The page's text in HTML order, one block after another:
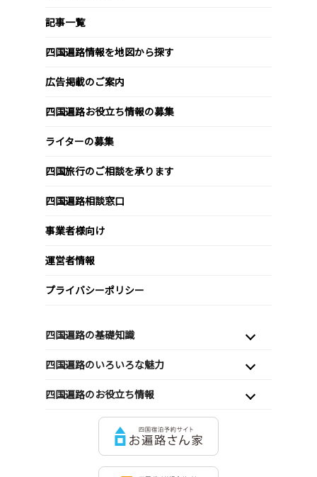
記事一覧
四国遍路情報を地図から探す
広告掲載のご案内
四国遍路お役立ち情報の募集
ライターの募集
四国旅行のご相談を承ります
四国遍路相談窓口
事業者様向け
運営者情報
プライバシーポリシー
四国遍路の基礎知識
四国遍路のいろいろな魅力
四国遍路のお役立ち情報